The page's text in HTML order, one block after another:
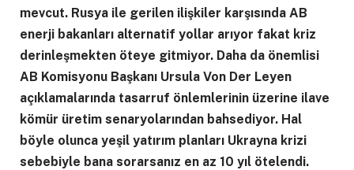
mevcut. Rusya ile gerilen ilişkiler karşısında AB
enerji bakanları alternatif yollar arıyor fakat kriz
derinleşmekten öteye gitmiyor. Daha da önemlisi
AB Komisyonu Başkanı Ursula Von Der Leyen
açıklamalarında tasarruf önlemlerinin üzerine ilave
kömür üretim senaryolarından bahsediyor. Hal
böyle olunca yeşil yatırım planları Ukrayna krizi
sebebiyle bana sorarsanız en az 10 yıl ötelendi.